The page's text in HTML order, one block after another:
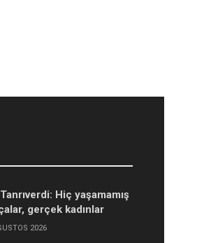
Hiç yaşamamış
gerçek kadınlar
2026